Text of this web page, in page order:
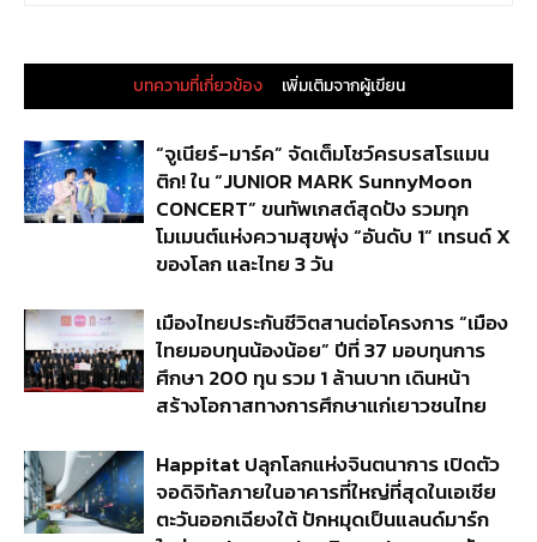
บทความที่เกี่ยวข้อง เพิ่มเติมจากผู้เขียน
“จูเนียร์-มาร์ค” จัดเต็มโชว์ครบรสโรแมน
ติก! ใน “JUNIOR MARK SunnyMoon
CONCERT” ขนทัพเกสต์สุดปัง รวมทุก
โมเมนต์แห่งความสุขพุ่ง “อันดับ 1” เทรนด์ X
ของโลก และไทย 3 วัน
เมืองไทยประกันชีวิตสานต่อโครงการ “เมือง
ไทยมอบทุนน้องน้อย” ปีที่ 37 มอบทุนการ
ศึกษา 200 ทุน รวม 1 ล้านบาท เดินหน้า
สร้างโอกาสทางการศึกษาแก่เยาวชนไทย
Happitat ปลุกโลกแห่งจินตนาการ เปิดตัว
จอดิจิทัลภายในอาคารที่ใหญ่ที่สุดในเอเชีย
ตะวันออกเฉียงใต้ ปักหมุดเป็นแลนด์มาร์ก